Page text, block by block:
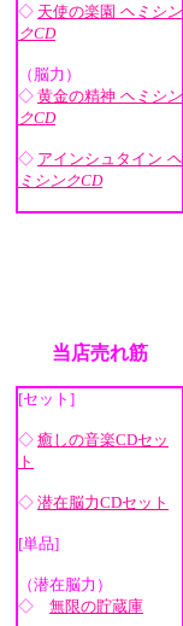
◇ 天使の楽園 ヘミシン
クCD
（脳力）
◇ 黄金の精神 ヘミシン
クCD
◇ アインシュタイン ヘ
ミシンクCD
当店売れ筋
[セット]
◇ 癒しの音楽CDセッ
ト
◇ 潜在脳力CDセット
[単品]
（潜在脳力）
◇ 無限の貯蔵庫